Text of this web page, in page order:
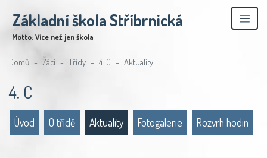
Základní škola Stříbrnická
Motto: Více než jen škola
Domů Žáci Třídy 4. C Aktuality
4. C
Úvod O třídě Aktuality Fotogalerie Rozvrh hodin